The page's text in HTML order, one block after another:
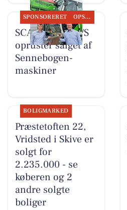
SPONSORERET OPSLAGSTAVLEN
SCANTRUCK A/S
opruster salget af
Sennebogen-
maskiner
BOLIGMARKED
Præstetoften 22,
Vridsted i Skive er
solgt for
2.235.000 - se
køberen og 2
andre solgte
boliger